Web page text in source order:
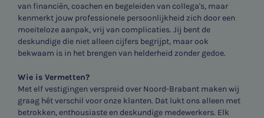
van financiën, coachen en begeleiden van collega's, maar
kenmerkt jouw professionele persoonlijkheid zich door een
moeiteloze aanpak, vrij van complicaties. Jij bent de
deskundige die niet alleen cijfers begrijpt, maar ook
bekwaam is in het brengen van helderheid zonder gedoe.
Wie is Vermetten?
Met elf vestigingen verspreid over Noord-Brabant maken wij
graag hét verschil voor onze klanten. Dat lukt ons alleen met
betrokken, enthousiaste en deskundige medewerkers. Elk